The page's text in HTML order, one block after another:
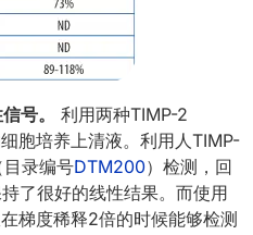
号。
利用两种TIMP-2
胞培养上清液。利用人TIMP-
录编号DTM200）检测，回
了很好的线性结果。而使用
梯度稀释2倍的时候能够检测